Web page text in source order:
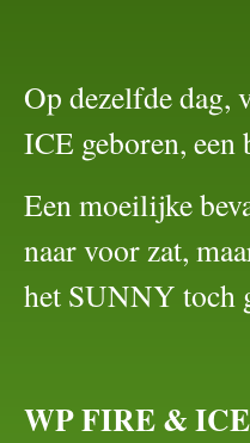
Op dezelfde dag,
ICE geboren, een
Een moeilijke
naar voor zat,
het SUNNY toch
WP FIRE & ICE